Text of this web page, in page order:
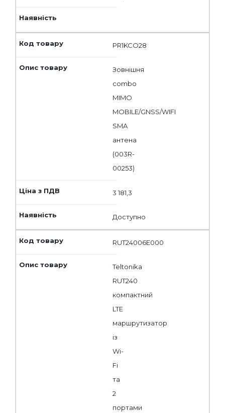
PR1KCO28
Зовнішня
combo
MIMO
MOBILE/GNSS/WIFI
SMA
антена
(003R-
00253)
3 181,3
Доступно
RUT24006E000
Teltonika
RUT240
компактний
LTE
маршрутизатор
із
Wi-
Fi
та
2
портами